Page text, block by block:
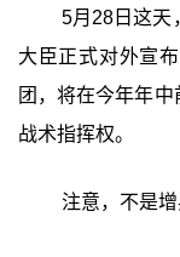
5月28日这天
大臣正式对外宣
团，将在今年年
战术指挥权。
注意，不是增